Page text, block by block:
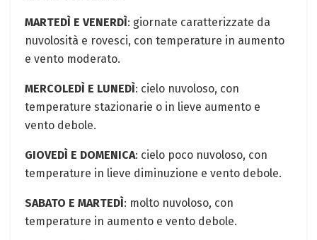
MARTEDÌ E VENERDÌ: giornate caratterizzate da
nuvolosità e rovesci, con temperature in aumento
e vento moderato.
MERCOLEDÌ E LUNEDÌ: cielo nuvoloso, con
temperature stazionarie o in lieve aumento e
vento debole.
GIOVEDÌ E DOMENICA: cielo poco nuvoloso, con
temperature in lieve diminuzione e vento debole.
SABATO E MARTEDÌ: molto nuvoloso, con
temperature in aumento e vento debole.